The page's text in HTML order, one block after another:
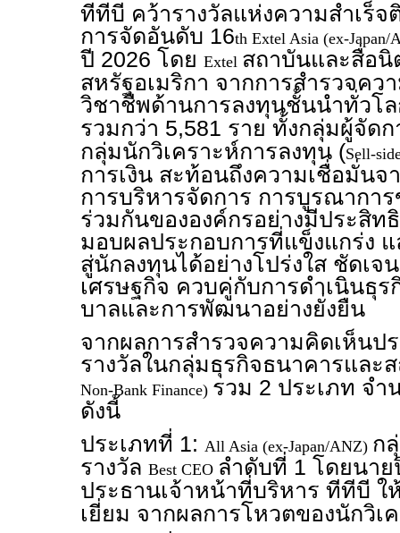
ทีทีบี คว้ารางวัลแห่งความสำเร็
การจัดอันดับ 16th Extel Asia (ex-
ปี 2026 โดย Extel สถาบันและสื่อนิ
สหรัฐอเมริกา จากการสำรวจคว
วิชาชีพด้านการลงทุนชั้นนำทั่วโ
รวมกว่า 5,581 ราย ทั้งกลุ่มผู้จัด
กลุ่มนักวิเคราะห์การลงทุน (Sell-
การเงิน สะท้อนถึงความเชื่อมั่น
การบริหารจัดการ การบูรณากา
ร่วมกันขององค์กรอย่างมีประสิท
มอบผลประกอบการที่แข็งแกร่ง
สู่นักลงทุนได้อย่างโปร่งใส ชัดเจ
เศรษฐกิจ ควบคู่กับการดำเนินธุ
บาลและการพัฒนาอย่างยั่งยืน
จากผลการสำรวจความคิดเห็นป
รางวัลในกลุ่มธุรกิจธนาคารและ
Non-Bank Finance) รวม 2 ประเภท จำ
ดังนี้
ประเภทที่ 1: All Asia (ex-Japan/ANZ) ก
รางวัล Best CEO ลำดับที่ 1 โดยนา
ประธานเจ้าหน้าที่บริหาร ทีทีบี
เยี่ยม จากผลการโหวตของนักวิเ